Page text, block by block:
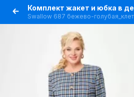
Swallow 687 бежево-